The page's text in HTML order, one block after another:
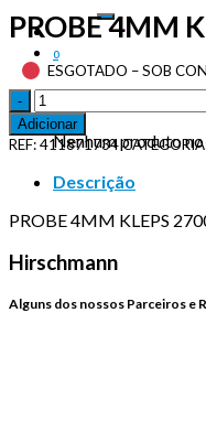
0
Carrinho
Nenhum produto
PROBE 4MM
ESGOTADO – SOB
Adicionar
REF:411871734
Descrição
PROBE 4MM KLEPS
Hirschmann
Alguns dos nossos Parceiros e